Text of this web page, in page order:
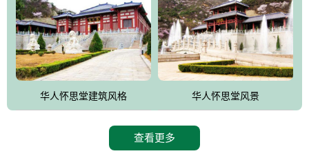
华人怀思堂建筑风格 华人怀思堂风景
查看更多